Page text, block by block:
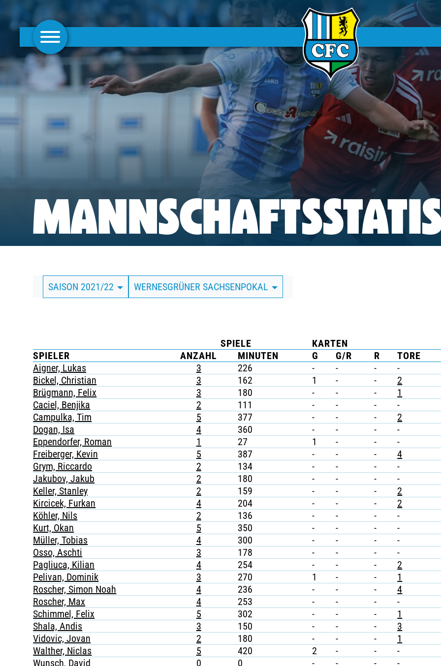
AKTUELLES
FRAUEN
CLUBMITGLIEDSCHAFT
BUSINESS
SÜDKURVE
TICKETING
SAISON 2021/22 WERNESGRÜNER SACHSENPOKAL
SPIELE KARTEN
SPIELER
ANZAHL MINUTEN G G/R R TORE
Aigner, Lukas
3 226 - - - -
Bickel, Christian
3 162 1 - - 2
Brügmann, Felix
3 180 - - - 1
Caciel, Benjika
2 111 - - - -
Campulka, Tim
5 377 - - - 2
Dogan, Isa
4 360 - - - -
Eppendorfer, Roman
1 27 1 - - -
Freiberger, Kevin
5 387 - - - 4
Grym, Riccardo
2 134 - - - -
Jakubov, Jakub
2 180 - - - -
Keller, Stanley
2 159 - - - 2
Kircicek, Furkan
4 204 - - - 2
Köhler, Nils
2 136 - - - -
Kurt, Okan
5 350 - - - -
Müller, Tobias
4 300 - - - -
Osso, Aschti
3 178 - - - -
Pagliuca, Kilian
4 254 - - - 2
Pelivan, Dominik
3 270 1 - - 1
Roscher, Simon Noah
4 236 - - - 4
Roscher, Max
4 253 - - - -
Schimmel, Felix
5 302 - - - 1
Shala, Andis
3 150 - - - 3
Vidovic, Jovan
2 180 - - - 1
Walther, Niclas
5 420 2 - - -
Wunsch, David
0 0 - - - -